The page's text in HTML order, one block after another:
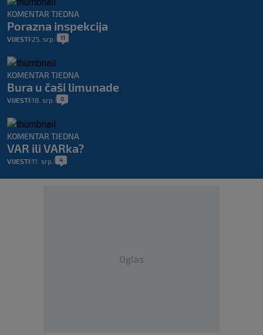
KOMENTAR TJEDNA
Porazna inspekcija
VIJESTI 25. srp. 11
KOMENTAR TJEDNA
Bura u čaši limunade
VIJESTI 18. srp. 0
KOMENTAR TJEDNA
VAR ili VARka?
VIJESTI 11. srp. 4
Oglas